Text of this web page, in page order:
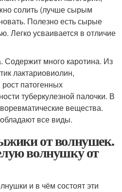
солить (лучше сырым
Полезно есть сырые
Легко усваивается в отличие
Содержит много каротина. Из
лактариовиолин,
патогенных
туберкулезной палочки. В
вещества.
все виды.
от волнушек.
волнушку от
и в чём состоят эти